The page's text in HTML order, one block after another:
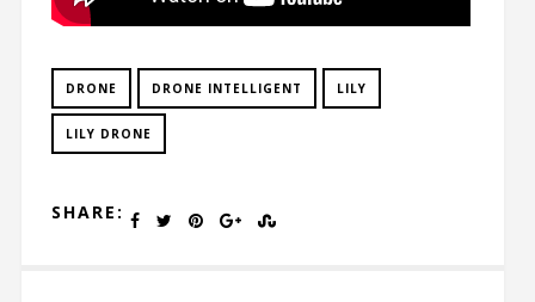
DRONE DRONE INTELLIGENT LILY
LILY DRONE
SHARE: